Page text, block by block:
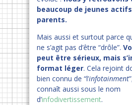
beaucoup de jeunes
parents.
Mais aussi et surtout parce
ne s’agit pas d’être “drôle”.
peut être sérieux, mais
format léger. Cela rejoint
bien connu de “l’infotainment
connaît aussi sous le nom
d’infodivertissement.